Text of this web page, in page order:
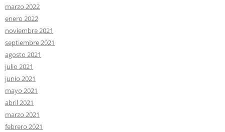
marzo 2022
enero 2022
noviembre 2021
septiembre 2021
agosto 2021
julio 2021
junio 2021
mayo 2021
abril 2021
marzo 2021
febrero 2021